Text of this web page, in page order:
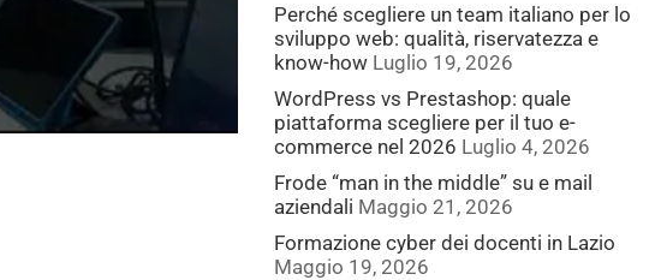
Perché scegliere un team italiano per lo
sviluppo web: qualità, riservatezza e
know-how Luglio 19, 2026
WordPress vs Prestashop: quale
piattaforma scegliere per il tuo e-
commerce nel 2026 Luglio 4, 2026
Frode “man in the middle” su e mail
aziendali Maggio 21, 2026
Formazione cyber dei docenti in Lazio
Maggio 19, 2026